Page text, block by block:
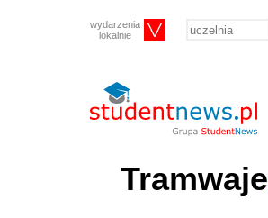
wydarzenia
lokalnie
Tramwaje